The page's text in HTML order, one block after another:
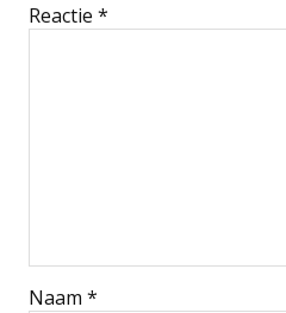
Reactie *
Naam *